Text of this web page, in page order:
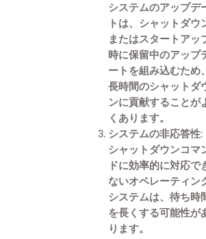
システムのアップデ
トは、シャットダウ
またはスタートアッ
時に保留中のアップ
ートを組み込むため、
長時間のシャットダ
ンに貢献することが
くあります。
システムの非応答性:
シャットダウンコマ
ドに効率的に対応で
ないオペレーティン
システムは、待ち時
を長くする可能性が
ります。